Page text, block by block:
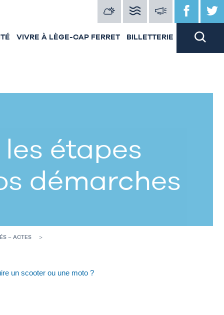
VIVRE À LÈGE-CAP FERRET BILLETTERIE
étapes
démarches
– ACTES
un scooter ou une moto ?